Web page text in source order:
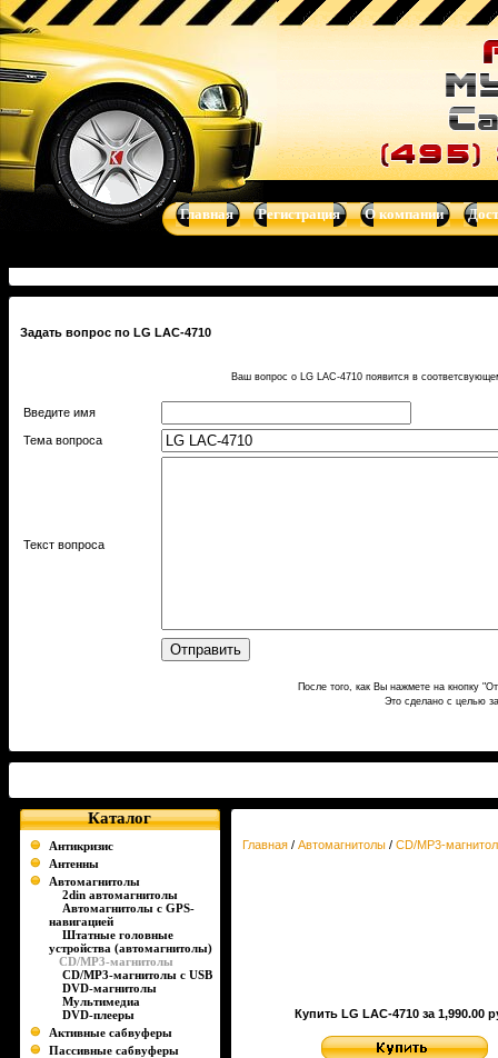
Главная Регистрация О компании
Задать вопрос по LG LAC-4710
Ваш вопрос о LG LAC-4710 появится в
Введите имя
Тема вопроса
Текст вопроса
После того, как Вы нажмете на кнопку
Это сделано с целью
Каталог
Антикризис
Антенны
Автомагнитолы
2din автомагнитолы
Автомагнитолы с GPS-
навигацией
Штатные головные
устройства (автомагнитолы)
CD/MP3-магнитолы
CD/MP3-магнитолы c USB
DVD-магнитолы
Мультимедиа
DVD-плееры
Активные сабвуферы
Пассивные сабвуферы
Главная / Автомагнитолы / CD/MP3-
Купить LG LAC-4710 за 1,990.00